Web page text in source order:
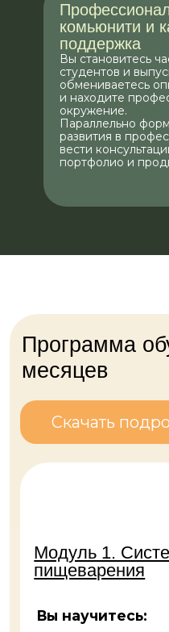
комьюнити и
поддержка
Вы становитесь
студентов и
обмениваетесь
и находите
окружение.
Параллельно
развития в
вести
портфолио и
Корректировать
Проводить
заболеваний
Модуль 5. Иммунная
система
Вы научитесь:
работу
сосудистая система
Вы научитесь:
Оценивать
сердечно-
расширении,
и геморрое
Модуль 7.
система